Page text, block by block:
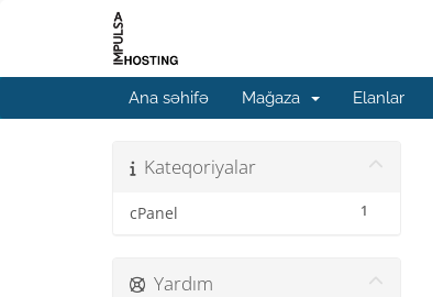
Ana səhifə Mağaza Elanlar
Kateqoriyalar
1
cPanel
Yardım